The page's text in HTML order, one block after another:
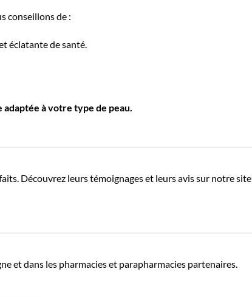
conseillons de :
éclatante de santé.
à votre type de peau.
Découvrez leurs témoignages et leurs avis sur notre site
et dans les pharmacies et parapharmacies partenaires.